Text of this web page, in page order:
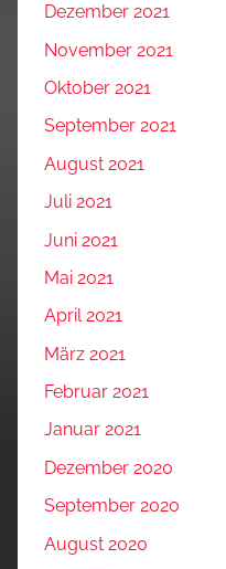
Dezember 2021
November 2021
Oktober 2021
September 2021
August 2021
Juli 2021
Juni 2021
Mai 2021
April 2021
März 2021
Februar 2021
Januar 2021
Dezember 2020
September 2020
August 2020